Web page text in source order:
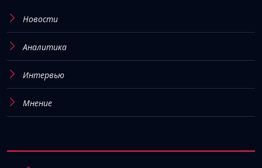
Новости
Аналитика
Интервью
Мнение